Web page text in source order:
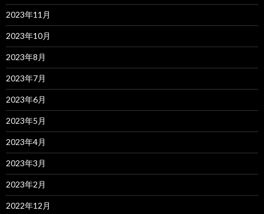
2023年11月
2023年10月
2023年8月
2023年7月
2023年6月
2023年5月
2023年4月
2023年3月
2023年2月
2022年12月